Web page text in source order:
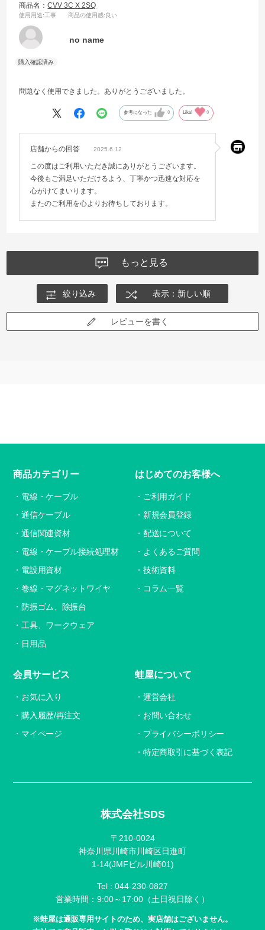
商品名：CVV 3C X 2SQ
使用用途:工事 商品の使用感:良い
no name
問題なく使用できました。ありがとうございました。
参考になった 0 Like! 0
店舗からの回答 2025.6.12
この度はご利用いただき誠にありがとうございます。
今後もご満足いただけるよう、丁寧かつ迅速な対応を
心がけてまいります。
またのご利用を心よりお待ちしております。
もっと見る
絞り込み 表示：新しい順
レビューを書く
株式会社SDS
〒210-0024
神奈川県川崎市川崎区日進町
1-14(JMFビル川崎01)
Tel : 044-230-0827
営業時間：9:00～17:00（土日祝日除く）
※蛙屋は通販専用サイトのため、実店舗はございません。
商品カテゴリー
電線・ケーブル
通信ケーブル
通信関連資材
電線・ケーブル接続処理材
電設用資材
巻線・マグネットワイヤ
防振ゴム、除振台
工具、ワークウェア
日用品
はじめてのお客様へ
ご利用ガイド
新規会員登録
配送について
よくあるご質問
技術資料
コラム一覧
会員サービス
お気に入り
購入履歴/再注文
マイページ
蛙屋について
運営会社
お問い合わせ
プライバシーポリシー
特定商取引に基づく表記